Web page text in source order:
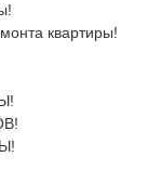
квартиры!